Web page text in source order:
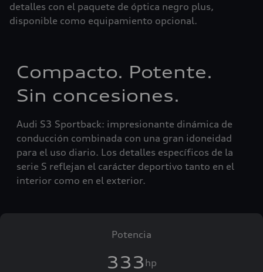
detalles con el paquete de óptica negro plus,
disponible como equipamiento opcional.
Compacto. Potente.
Sin concesiones.
Audi S3 Sportback: impresionante dinámica de
conducción combinada con una gran idoneidad
para el uso diario. Los detalles específicos de la
serie S reflejan el carácter deportivo tanto en el
interior como en el exterior.
Potencia
333 hp